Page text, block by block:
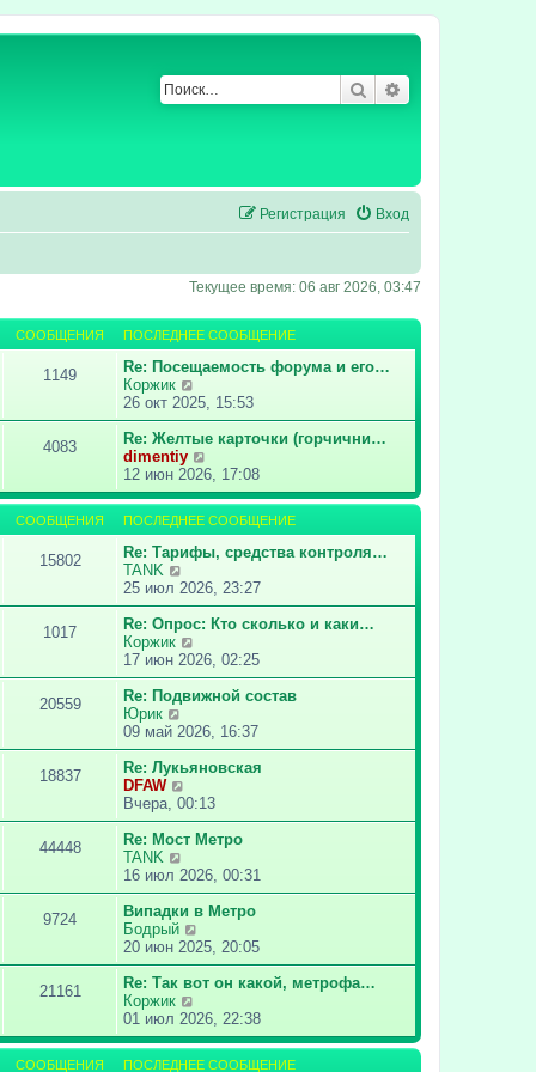
Поиск
Вход
Регистрация
Текущее время: 06 авг 2026, 03:47
СООБЩЕНИЯ ПОСЛЕДНЕЕ СООБЩЕНИЕ
1149
Re: Посещаемость форума и его…
Коржик
е
р
е
й
т
и
к
п
о
с
л
е
д
н
е
м
у
с
о
о
б
щ
е
н
и
ю
26 окт 2025, 15:53
4083
Re: Желтые карточки (горчични…
dimentiy
е
р
е
й
т
и
к
п
о
с
л
е
д
н
е
м
у
с
о
о
б
щ
е
н
и
ю
12 июн 2026, 17:08
СООБЩЕНИЯ ПОСЛЕДНЕЕ СООБЩЕНИЕ
15802
Re: Тарифы, средства контроля…
TANK
е
р
е
й
т
и
к
о
с
л
е
д
н
е
у
с
о
о
б
щ
е
н
и
ю
25 июл 2026, 23:27
1017
Re: Опрос: Кто сколько и каки…
Коржик
е
р
е
т
и
к
о
с
л
д
н
е
м
у
с
о
б
щ
е
17 июн 2026, 02:25
20559
Re: Подвижной состав
Юрик
е
р
е
й
т
и
к
о
с
л
е
д
н
е
м
у
с
о
09 май 2026, 16:37
18837
Re: Лукьяновская
DFAW
е
р
е
т
и
к
п
о
с
л
е
д
н
е
Вчера, 00:13
44448
Re: Мост Метро
TANK
е
р
е
й
т
и
к
п
о
с
л
16 июл 2026, 00:31
9724
Випадки в Метро
Бодрый
е
р
е
т
и
к
20 июн 2025, 20:05
21161
Re: Так вот он какой, метрофа…
Коржик
е
р
е
01 июл 2026, 22:38
СООБЩЕНИЯ ПОСЛЕДНЕЕ СООБЩЕНИЕ